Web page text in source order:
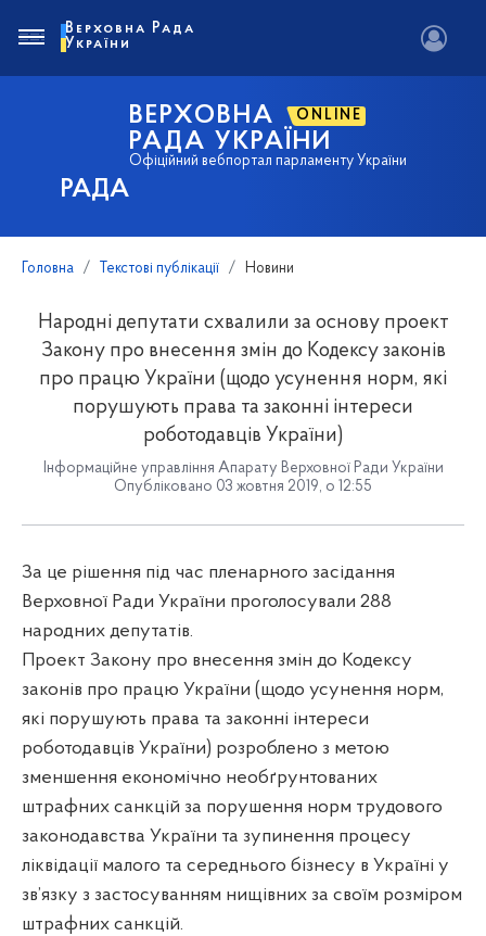
РАДА
ВЕРХОВНА ONLINE
РАДА УКРАЇНИ
Офіційний вебпортал парламенту України
Верховна Рада
України
Головна Текстові публікації Новини
Народні депутати схвалили за основу проект
Закону про внесення змін до Кодексу законів
про працю України (щодо усунення норм, які
порушують права та законні інтереси
роботодавців України)
Інформаційне управління Апарату Верховної Ради України
Опубліковано 03 жовтня 2019, о 12:55
За це рішення під час пленарного засідання
Верховної Ради України проголосували 288
народних депутатів.
Проект Закону про внесення змін до Кодексу
законів про працю України (щодо усунення норм,
які порушують права та законні інтереси
роботодавців України) розроблено з метою
зменшення економічно необґрунтованих
штрафних санкцій за порушення норм трудового
законодавства України та зупинення процесу
ліквідації малого та середнього бізнесу в Україні у
зв’язку з застосуванням нищівних за своїм розміром
штрафних санкцій.